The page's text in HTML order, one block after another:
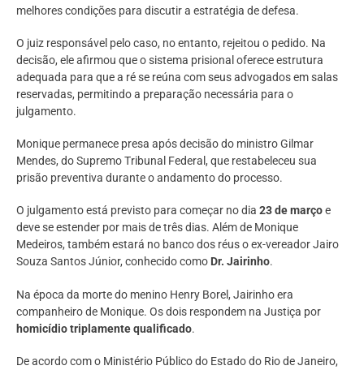
melhores condições para discutir a estratégia de defesa.
O juiz responsável pelo caso, no entanto, rejeitou o pedido. Na
decisão, ele afirmou que o sistema prisional oferece estrutura
adequada para que a ré se reúna com seus advogados em salas
reservadas, permitindo a preparação necessária para o
julgamento.
Monique permanece presa após decisão do ministro Gilmar
Mendes, do Supremo Tribunal Federal, que restabeleceu sua
prisão preventiva durante o andamento do processo.
O julgamento está previsto para começar no dia 23 de marçoe
deve se estender por mais de três dias. Além de Monique
Medeiros, também estará no banco dos réus o ex-vereador Jairo
Souza Santos Júnior, conhecido como Dr. Jairinho.
Na época da morte do menino Henry Borel, Jairinho era
companheiro de Monique. Os dois respondem na Justiça por
homicídio triplamente qualificado.
De acordo com o Ministério Público do Estado do Rio de Janeiro,